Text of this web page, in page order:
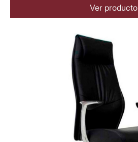
Ver producto